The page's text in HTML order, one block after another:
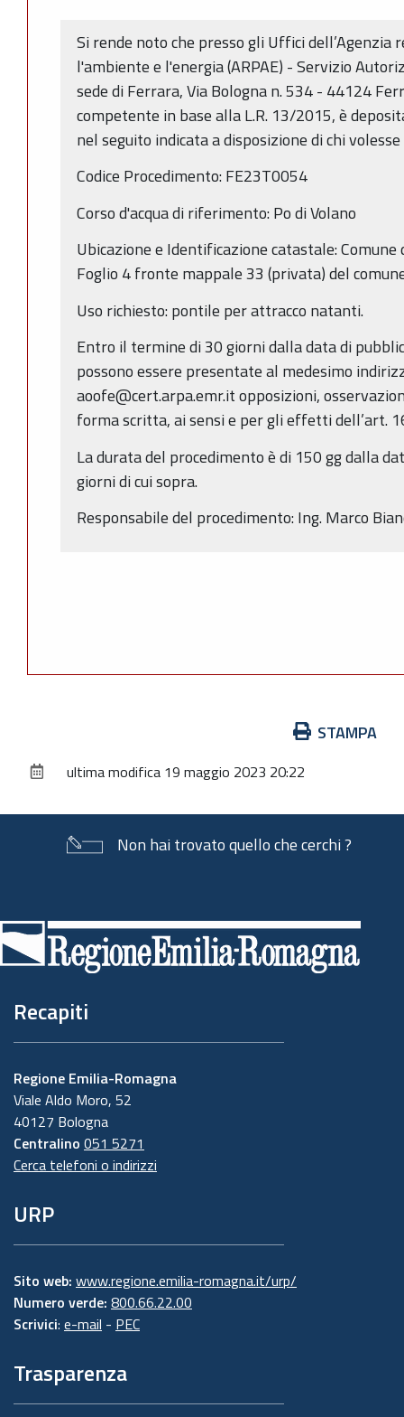
Si rende noto che presso gli Uffici dell’Agenzia
l'ambiente e l'energia (ARPAE) - Servizio
sede di Ferrara, Via Bologna n. 534 - 44124
competente in base alla L.R. 13/2015, è
nel seguito indicata a disposizione di chi
Codice Procedimento: FE23T0054
Corso d'acqua di riferimento: Po di Volano
Ubicazione e Identificazione catastale: Comune
Foglio 4 fronte mappale 33 (privata) del
Uso richiesto: pontile per attracco natanti.
Entro il termine di 30 giorni dalla data di
possono essere presentate al medesimo
aoofe@cert.arpa.emr.it opposizioni,
forma scritta, ai sensi e per gli effetti dell’art.
La durata del procedimento è di 150 gg dalla
giorni di cui sopra.
Responsabile del procedimento: Ing. Marco
documento
STAMPA
ultima modifica 19 maggio 2023 20:22
Non hai trovato quello che cerchi ?
di
pagina
Recapiti
Regione Emilia-Romagna
Viale Aldo Moro, 52
40127 Bologna
Centralino 051 5271
Cerca telefoni o indirizzi
URP
Sito web: www.regione.emilia-romagna.it/urp/
Numero verde: 800.66.22.00
Scrivici: e-mail - PEC
Trasparenza